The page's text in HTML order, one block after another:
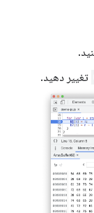
تغییر دهید.